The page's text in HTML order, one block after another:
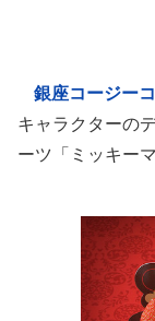
銀座コージー
キャラクターの
ーツ「ミッキー